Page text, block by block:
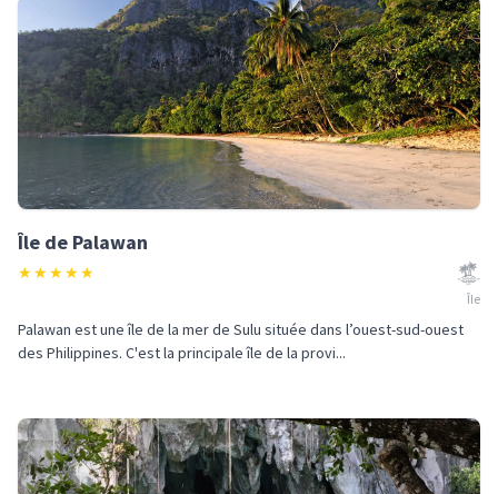
Île de Palawan
★★★★★
Île
Palawan est une île de la mer de Sulu située dans l’ouest-sud-ouest
des Philippines. C'est la principale île de la provi...